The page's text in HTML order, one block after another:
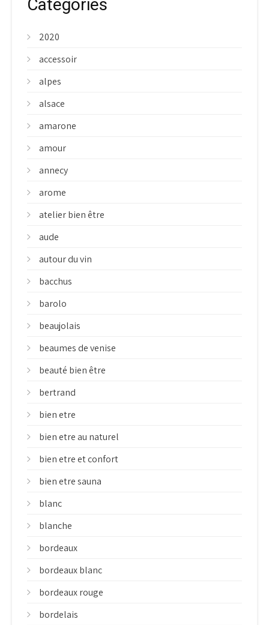
Categories
2020
accessoir
alpes
alsace
amarone
amour
annecy
arome
atelier bien être
aude
autour du vin
bacchus
barolo
beaujolais
beaumes de venise
beauté bien être
bertrand
bien etre
bien etre au naturel
bien etre et confort
bien etre sauna
blanc
blanche
bordeaux
bordeaux blanc
bordeaux rouge
bordelais